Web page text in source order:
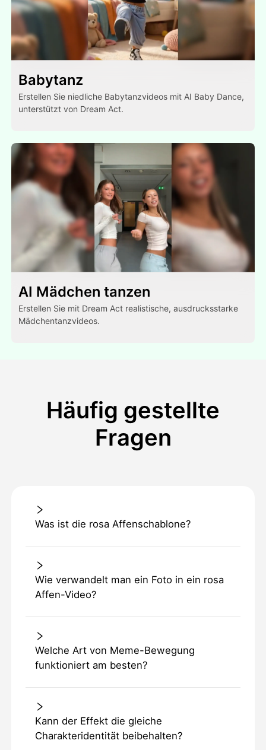
Babytanz
Erstellen Sie niedliche Babytanzvideos mit AI Baby Dance,
unterstützt von Dream Act.
AI Mädchen tanzen
Erstellen Sie mit Dream Act realistische, ausdrucksstarke
Mädchentanzvideos.
Häufig gestellte
Fragen
Was ist die rosa Affenschablone?
Wie verwandelt man ein Foto in ein rosa
Affen-Video?
Welche Art von Meme-Bewegung
funktioniert am besten?
Kann der Effekt die gleiche
Charakteridentität beibehalten?